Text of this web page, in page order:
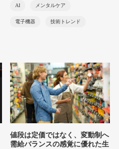
AI メンタルケア
電子機器 技術トレンド
値段は定価ではなく、変動制へ
需給バランスの感覚に優れた生